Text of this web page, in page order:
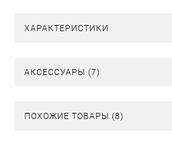
ХАРАКТЕРИСТИКИ
АКСЕССУАРЫ (7)
ПОХОЖИЕ ТОВАРЫ (8)